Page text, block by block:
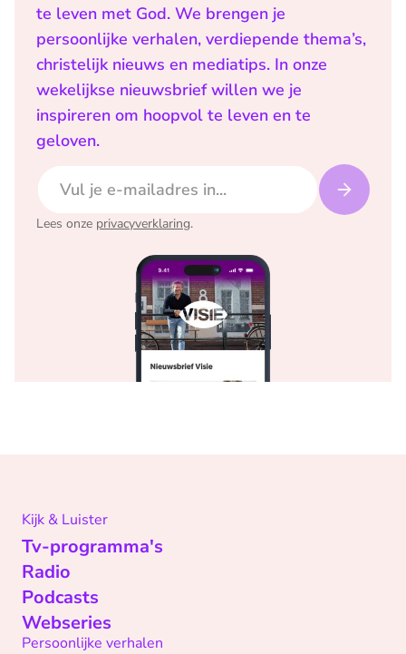
te leven met God. We brengen je
persoonlijke verhalen, verdiepende thema’s,
christelijk nieuws en mediatips. In onze
wekelijkse nieuwsbrief willen we je
inspireren om hoopvol te leven en te
geloven.
Lees onze privacyverklaring.
Kijk & Luister
Tv-programma's
Radio
Podcasts
Webseries
Persoonlijke verhalen